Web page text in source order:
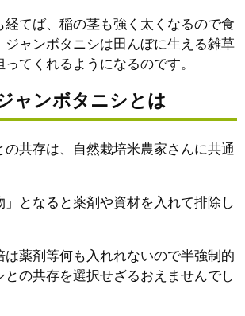
経てば、稲の茎も強く太くなるので食
ジャンボタニシは田んぼに生える雑草
てくれるようになるのです。
ャンボタニシとは
の共存は、自然栽培米農家さんに共通
」となると薬剤や資材を入れて排除し
は薬剤等何も入れれないので半強制的
との共存を選択せざるおえませんでし